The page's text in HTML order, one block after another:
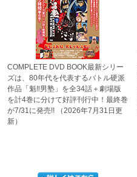
COMPLETE DVD BOOK最新シリー
ズは、80年代を代表するバトル硬派
作品「魁‼男塾」を全34話＋劇場版
を計4巻に分けて好評刊行中！最終巻
が7/31に発売!!
（2026年7月31日更
新）